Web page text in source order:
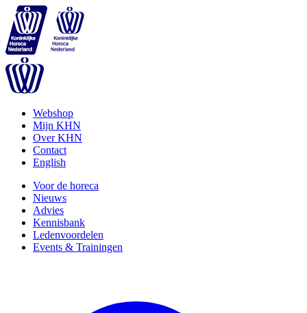
Webshop
Mijn KHN
Over KHN
Contact
English
Voor de horeca
Nieuws
Advies
Kennisbank
Ledenvoordelen
Events & Trainingen